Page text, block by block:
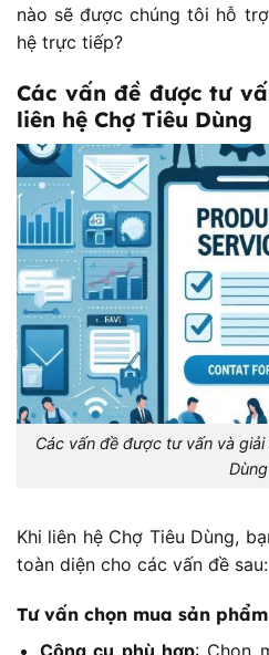
nào sẽ được chúng tôi hỗ
hệ trực tiếp?
Các vấn đề được tư
liên hệ Chợ Tiêu Dùng
Các vấn đề được tư vấn và
Dùng
Khi liên hệ Chợ Tiêu Dùng,
toàn diện cho các vấn đề sau:
Tư vấn chọn mua sản phẩm